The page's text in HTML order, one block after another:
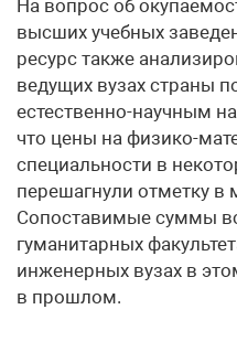
На вопрос об
высших учебных
ресурс также
ведущих вузах страны
естественно-научным
что цены на физико-
специальности в
перешагнули отметку в
Сопоставимые суммы
гуманитарных
инженерных вузах в
в прошлом.